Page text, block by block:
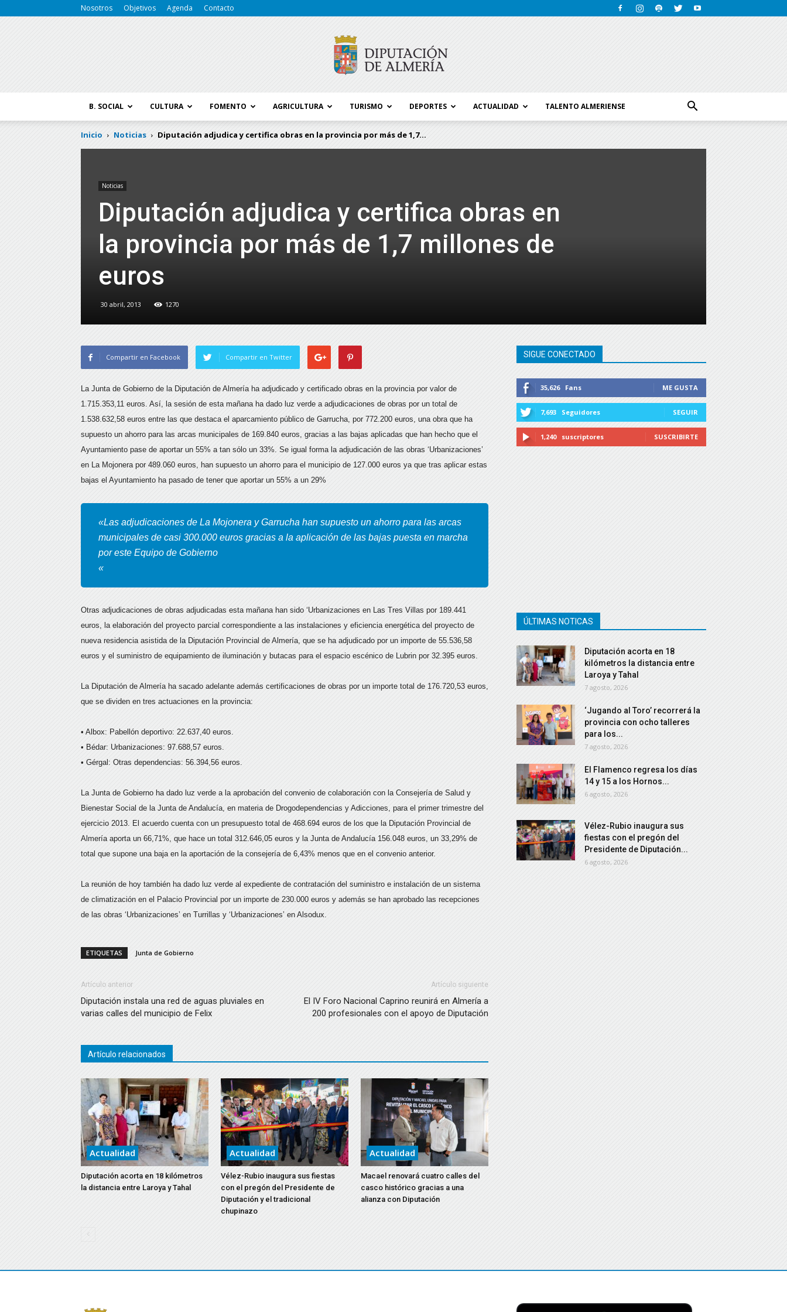
Nosotros Objetivos Agenda Contacto
B. SOCIAL CULTURA FOMENTO AGRICULTURA TURISMO DEPORTES ACTUALIDAD TALENTO ALMERIENSE
Inicio Noticias Diputación adjudica y certifica obras en la provincia por más de 1,7...
Noticias
Diputación adjudica y certifica obras en
la provincia por más de 1,7 millones de
euros
30 abril, 2013 1270
Compartir en Facebook Compartir en Twitter
La Junta de Gobierno de la Diputación de Almería ha adjudicado y certificado obras en la provincia por valor de
1.715.353,11 euros. Así, la sesión de esta mañana ha dado luz verde a adjudicaciones de obras por un total de
1.538.632,58 euros entre las que destaca el aparcamiento público de Garrucha, por 772.200 euros, una obra que ha
supuesto un ahorro para las arcas municipales de 169.840 euros, gracias a las bajas aplicadas que han hecho que el
Ayuntamiento pase de aportar un 55% a tan sólo un 33%. Se igual forma la adjudicación de las obras ‘Urbanizaciones’
en La Mojonera por 489.060 euros, han supuesto un ahorro para el municipio de 127.000 euros ya que tras aplicar estas
bajas el Ayuntamiento ha pasado de tener que aportar un 55% a un 29%
«Las adjudicaciones de La Mojonera y Garrucha han supuesto un ahorro para las arcas
municipales de casi 300.000 euros gracias a la aplicación de las bajas puesta en marcha
por este Equipo de Gobierno
«
Otras adjudicaciones de obras adjudicadas esta mañana han sido ‘Urbanizaciones en Las Tres Villas por 189.441
euros, la elaboración del proyecto parcial correspondiente a las instalaciones y eficiencia energética del proyecto de
nueva residencia asistida de la Diputación Provincial de Almería, que se ha adjudicado por un importe de 55.536,58
euros y el suministro de equipamiento de iluminación y butacas para el espacio escénico de Lubrin por 32.395 euros.
La Diputación de Almería ha sacado adelante además certificaciones de obras por un importe total de 176.720,53 euros,
que se dividen en tres actuaciones en la provincia:
• Albox: Pabellón deportivo: 22.637,40 euros.
• Bédar: Urbanizaciones: 97.688,57 euros.
• Gérgal: Otras dependencias: 56.394,56 euros.
La Junta de Gobierno ha dado luz verde a la aprobación del convenio de colaboración con la Consejería de Salud y
Bienestar Social de la Junta de Andalucía, en materia de Drogodependencias y Adicciones, para el primer trimestre del
ejercicio 2013. El acuerdo cuenta con un presupuesto total de 468.694 euros de los que la Diputación Provincial de
Almería aporta un 66,71%, que hace un total 312.646,05 euros y la Junta de Andalucía 156.048 euros, un 33,29% de
total que supone una baja en la aportación de la consejería de 6,43% menos que en el convenio anterior.
La reunión de hoy también ha dado luz verde al expediente de contratación del suministro e instalación de un sistema
de climatización en el Palacio Provincial por un importe de 230.000 euros y además se han aprobado las recepciones
de las obras ‘Urbanizaciones’ en Turrillas y ‘Urbanizaciones’ en Alsodux.
ETIQUETAS Junta de Gobierno
Artículo anterior
Diputación instala una red de aguas pluviales en
varias calles del municipio de Felix
Artículo siguiente
El IV Foro Nacional Caprino reunirá en Almería a
200 profesionales con el apoyo de Diputación
Artículo relacionados
Actualidad
Diputación acorta en 18 kilómetros
la distancia entre Laroya y Tahal
Actualidad
Vélez-Rubio inaugura sus fiestas
con el pregón del Presidente de
Diputación y el tradicional
chupinazo
Actualidad
Macael renovará cuatro calles del
casco histórico gracias a una
alianza con Diputación
SIGUE CONECTADO
35,626 Fans ME GUSTA
7,693 Seguidores SEGUIR
1,240 suscriptores SUSCRIBIRTE
ÚLTIMAS NOTICAS
Diputación acorta en 18
kilómetros la distancia entre
Laroya y Tahal
7 agosto, 2026
‘Jugando al Toro’ recorrerá la
provincia con ocho talleres
para los...
7 agosto, 2026
El Flamenco regresa los días
14 y 15 a los Hornos...
6 agosto, 2026
Vélez-Rubio inaugura sus
fiestas con el pregón del
Presidente de Diputación...
6 agosto, 2026